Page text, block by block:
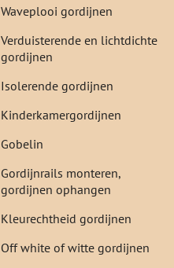
Waveplooi gordijnen
Verduisterende en lichtdichte
gordijnen
Isolerende gordijnen
Kinderkamergordijnen
Gobelin
Gordijnrails monteren,
gordijnen ophangen
Kleurechtheid gordijnen
Off white of witte gordijnen